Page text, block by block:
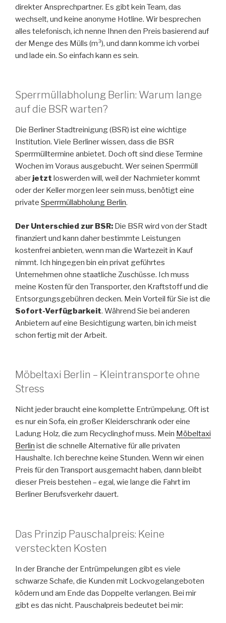
direkter Ansprechpartner. Es gibt kein Team, das
wechselt, und keine anonyme Hotline. Wir besprechen
alles telefonisch, ich nenne Ihnen den Preis basierend auf
der Menge des Mülls (m³), und dann komme ich vorbei
und lade ein. So einfach kann es sein.
Sperrmüllabholung Berlin: Warum lange
auf die BSR warten?
Die Berliner Stadtreinigung (BSR) ist eine wichtige
Institution. Viele Berliner wissen, dass die BSR
Sperrmülltermine anbietet. Doch oft sind diese Termine
Wochen im Voraus ausgebucht. Wer seinen Sperrmüll
aberjetzt loswerden will, weil der Nachmieter kommt
oder der Keller morgen leer sein muss, benötigt eine
private Sperrmüllabholung Berlin.
Der Unterschied zur BSR: Die BSR wird von der Stadt
finanziert und kann daher bestimmte Leistungen
kostenfrei anbieten, wenn man die Wartezeit in Kauf
nimmt. Ich hingegen bin ein privat geführtes
Unternehmen ohne staatliche Zuschüsse. Ich muss
meine Kosten für den Transporter, den Kraftstoff und die
Entsorgungsgebühren decken. Mein Vorteil für Sie ist die
Sofort-Verfügbarkeit. Während Sie bei anderen
Anbietern auf eine Besichtigung warten, bin ich meist
schon fertig mit der Arbeit.
Möbeltaxi Berlin – Kleintransporte ohne
Stress
Nicht jeder braucht eine komplette Entrümpelung. Oft ist
es nur ein Sofa, ein großer Kleiderschrank oder eine
Ladung Holz, die zum Recyclinghof muss. Mein Möbeltaxi
Berlin ist die schnelle Alternative für alle privaten
Haushalte. Ich berechne keine Stunden. Wenn wir einen
Preis für den Transport ausgemacht haben, dann bleibt
dieser Preis bestehen – egal, wie lange die Fahrt im
Berliner Berufsverkehr dauert.
Das Prinzip Pauschalpreis: Keine
versteckten Kosten
In der Branche der Entrümpelungen gibt es viele
schwarze Schafe, die Kunden mit Lockvogelangeboten
ködern und am Ende das Doppelte verlangen. Bei mir
gibt es das nicht. Pauschalpreis bedeutet bei mir: